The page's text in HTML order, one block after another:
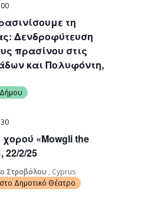
τη
Δενδροφύτευση
πρασίνου στις
και Πολυφόντη,
«Mowgli the
22/2/25
Στροβόλου , Cyprus
Δημοτικό Θέατρο